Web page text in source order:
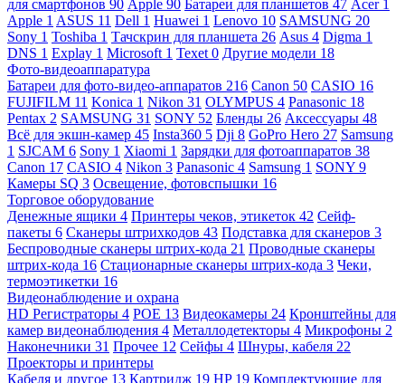
для смартфонов 90 Apple 90 Батареи для планшетов 47 Acer 1
Apple 1 ASUS 11 Dell 1 Huawei 1 Lenovo 10 SAMSUNG 20
Sony 1 Toshiba 1 Тачскрин для планшета 26 Asus 4 Digma 1
DNS 1 Explay 1 Microsoft 1 Texet 0 Другие модели 18
Фото-видеоаппаратура
Батареи для фото-видео-аппаратов 216 Canon 50 CASIO 16
FUJIFILM 11 Konica 1 Nikon 31 OLYMPUS 4 Panasonic 18
Pentax 2 SAMSUNG 31 SONY 52 Бленды 26 Аксессуары 48
Всё для экшн-камер 45 Insta360 5 Dji 8 GoPro Hero 27 Samsung
1 SJCAM 6 Sony 1 Xiaomi 1 Зарядки для фотоаппаратов 38
Canon 17 CASIO 4 Nikon 3 Panasonic 4 Samsung 1 SONY 9
Камеры SQ 3 Освещение, фотовспышки 16
Торговое оборудование
Денежные ящики 4 Принтеры чеков, этикеток 42 Сейф-
пакеты 6 Сканеры штрихкодов 43 Подставка для сканеров 3
Беспроводные сканеры штрих-кода 21 Проводные сканеры
штрих-кода 16 Стационарные сканеры штрих-кода 3 Чеки,
термоэтикетки 16
Видеонаблюдение и охрана
HD Регистраторы 4 POE 13 Видеокамеры 24 Кронштейны для
камер видеонаблюдения 4 Металлодетекторы 4 Микрофоны 2
Наконечники 31 Прочее 12 Сейфы 4 Шнуры, кабеля 22
Проекторы и принтеры
Кабеля и другое 13 Картридж 19 HP 19 Комплектующие для